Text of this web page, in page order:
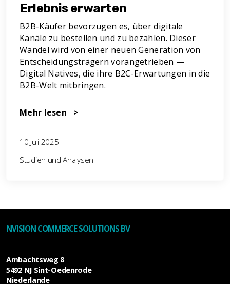
Erlebnis erwarten
B2B-Käufer bevorzugen es, über digitale
Kanäle zu bestellen und zu bezahlen. Dieser
Wandel wird von einer neuen Generation von
Entscheidungsträgern vorangetrieben —
Digital Natives, die ihre B2C-Erwartungen in die
B2B-Welt mitbringen.
Mehr lesen >
10 Juli 2025
Studien und Analysen
NVISION COMMERCE SOLUTIONS BV
Ambachtsweg 8
5492 NJ Sint-Oedenrode
Niederlande